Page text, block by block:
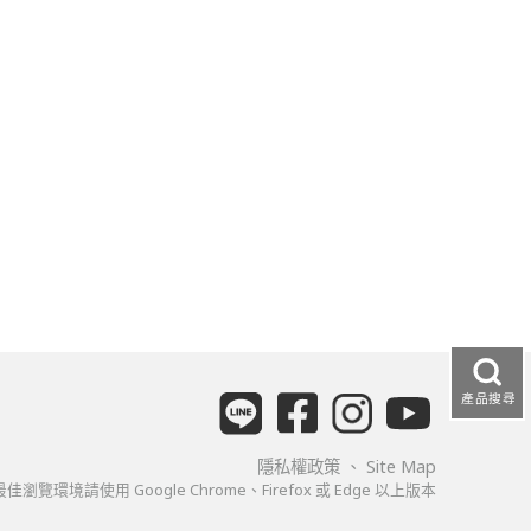
隱私權政策 、 Site Map
佳瀏覽環境請使用 Google Chrome、Firefox 或 Edge 以上版本
產品搜尋